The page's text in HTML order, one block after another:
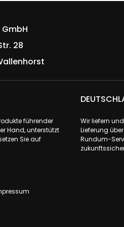
AceFlex GmbH
GmbH
28
führender
Hand, unterstützt
Sie auf
Wir liefern
Lieferung
Rundum-